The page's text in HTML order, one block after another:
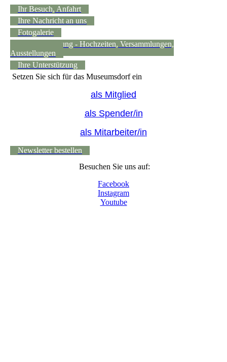
Ihr Besuch, Anfahrt
Ihre Nachricht an uns
Fotogalerie
Raumvermietung - Hochzeiten, Versammlungen,
Ausstellungen
Ihre Unterstützung
Setzen Sie sich für das Museumsdorf ein
als Mitglied
als Spender/in
als Mitarbeiter/in
Newsletter bestellen
Besuchen Sie uns auf:
Facebook
Instagram
Youtube